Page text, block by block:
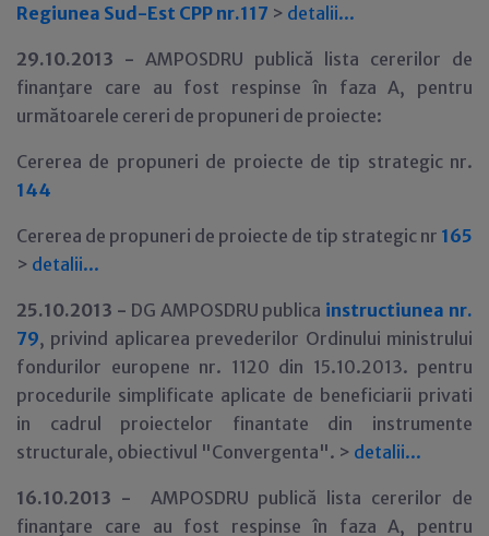
Regiunea Sud-Est CPP nr.117 > detalii...
29.10.2013 - AMPOSDRU publică lista cererilor de
finanţare care au fost respinse în faza A, pentru
următoarele cereri de propuneri de proiecte:
Cererea de propuneri de proiecte de tip strategic nr.
144
Cererea de propuneri de proiecte de tip strategic nr 165
> detalii...
25.10.2013 - DG AMPOSDRU publica instructiunea nr.
79, privind aplicarea prevederilor Ordinului ministrului
fondurilor europene nr. 1120 din 15.10.2013. pentru
procedurile simplificate aplicate de beneficiarii privati
in cadrul proiectelor finantate din instrumente
structurale, obiectivul "Convergenta". > detalii...
16.10.2013 - AMPOSDRU publică lista cererilor de
finanţare care au fost respinse în faza A, pentru